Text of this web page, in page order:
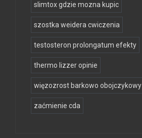
slimtox gdzie mozna kupic
szostka weidera cwiczenia
testosteron prolongatum efekty
thermo lizzer opinie
więzozrost barkowo obojczykowy
zaćmienie cda